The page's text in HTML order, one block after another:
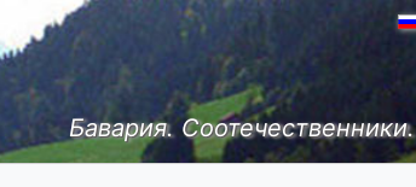
Бавария. Соотечественники.